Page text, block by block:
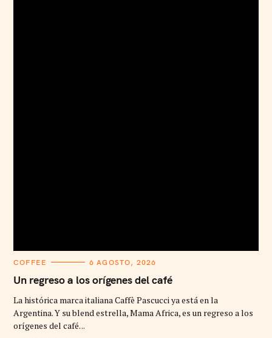
C
T
E
O
R
I
E
COFFEE 6 AGOSTO, 2026
Un regreso a los orígenes del café
La histórica marca italiana Caffè Pascucci ya está en la
Argentina. Y su blend estrella, Mama Africa, es un regreso a los
orígenes del café. ..